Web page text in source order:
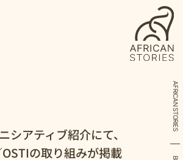
AFRICAN STORIES
シアティブ紹介にて、
の取り組みが掲載